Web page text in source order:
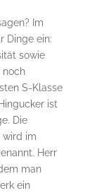
Im
Dinge ein:
sowie
noch
S-Klasse
ist
Die
wird im
Herr
man
ein